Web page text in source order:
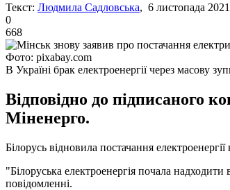
Текст: Людмила Садловська, 6 листопада
0
668
Фото: pixabay.com
В Україні брак електроенергії через масову
Відповідно до підписаного
Міненерго.
Білорусь відновила постачання
"Білоруська електроенергія почала
повідомленні.